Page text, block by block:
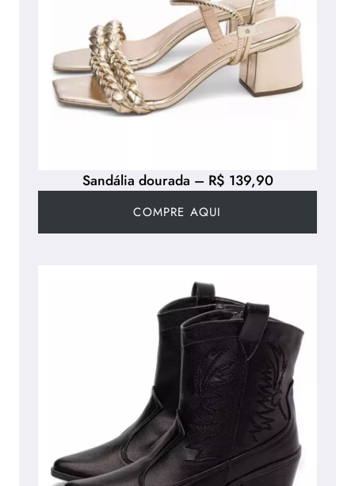
Sandália dourada – R$ 139,90
COMPRE AQUI